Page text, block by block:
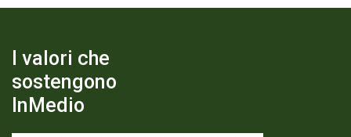
I valori che
sostengono
InMedio